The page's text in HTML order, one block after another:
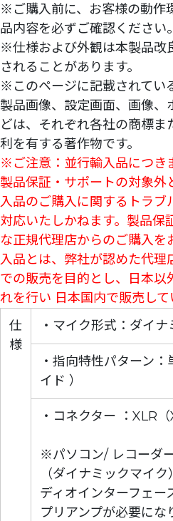
※ご購入前に、お客様の動作
品内容を必ずご確認ください。
※仕様および外観は本製品改
されることがあります。
※このページに記載されてい
製品画像、設定画面、画像、
どは、それぞれ各社の商標
利を有する著作物です。
※ご注意：並行輸入品につき
製品保証・サポートの対象外
入品のご購入に関するトラブ
対応いたしかねます。製品保
な正規代理店からのご購入を
入品とは、弊社が認めた代理
での販売を目的とし、日本以
れを行い 日本国内で販売して
仕
様
・マイク形式：ダイナ
・指向特性パターン
イド ）
・コネクター ：XLR（
※パソコン/ レコーダ
（ダイナミックマイ
ディオインターフェー
プリアンプが必要にな